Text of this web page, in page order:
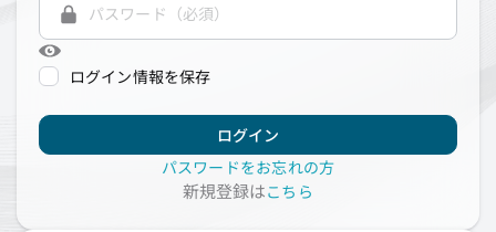
ログイン情報を保存
ログイン
パスワードをお忘れの方
新規登録はこちら